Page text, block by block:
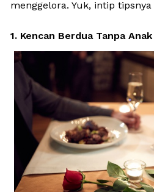
menggelora. Yuk, intip tipsnya
1. Kencan Berdua Tanpa Anak